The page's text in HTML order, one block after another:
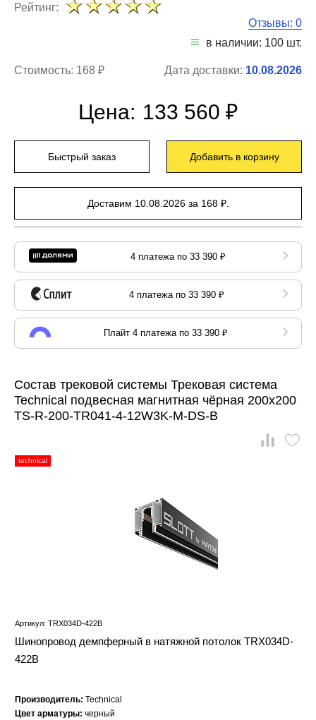
Рейтинг:
Отзывы: 0
в наличии: 100 шт.
Стоимость: 168 ₽ Дата доставки: 10.08.2026
Цена: 133 560 ₽
Быстрый заказ Добавить в корзину
Доставим 10.08.2026 за 168 ₽.
4 платежа по 33 390 ₽
4 платежа по 33 390 ₽
Плайт 4 платежа по 33 390 ₽
Состав трековой системы Трековая система
Technical подвесная магнитная чёрная 200x200
TS-R-200-TR041-4-12W3K-M-DS-B
technical
Артикул: TRX034D-422B
Шинопровод демпферный в натяжной потолок TRX034D-
422B
Производитель: Technical
Цвет арматуры: черный